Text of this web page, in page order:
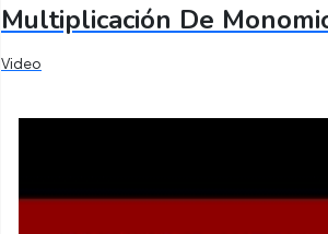
Multiplicación De
Video